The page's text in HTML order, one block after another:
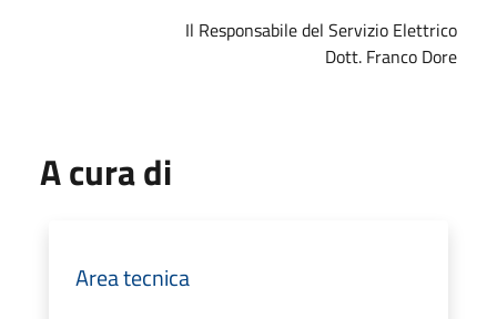
Il Responsabile del Servizio Elettrico
Dott. Franco Dore
A cura di
Area tecnica